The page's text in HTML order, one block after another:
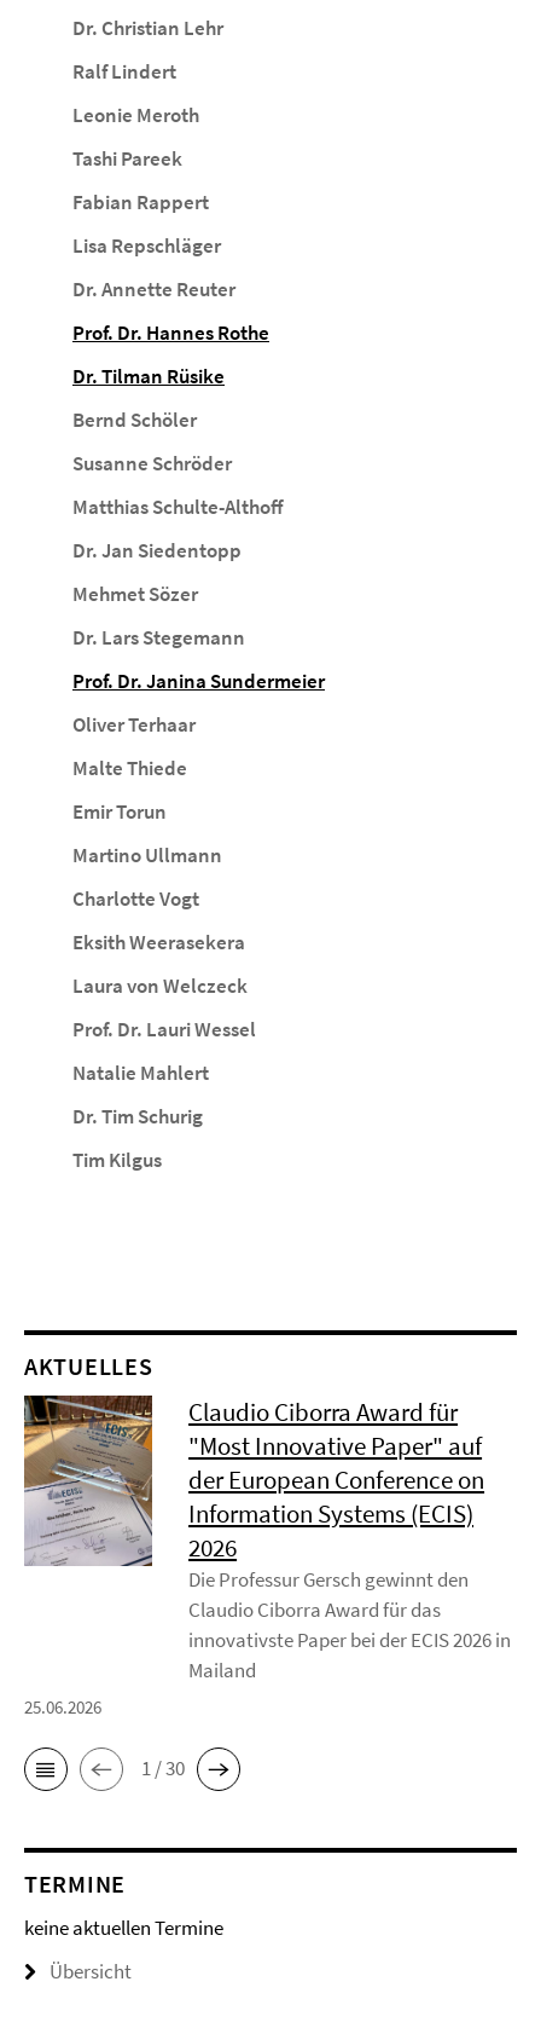
Dr. Christian Lehr
Ralf Lindert
Leonie Meroth
Tashi Pareek
Fabian Rappert
Lisa Repschläger
Dr. Annette Reuter
Prof. Dr. Hannes Rothe
Dr. Tilman Rüsike
Bernd Schöler
Susanne Schröder
Matthias Schulte-Althoff
Dr. Jan Siedentopp
Mehmet Sözer
Dr. Lars Stegemann
Prof. Dr. Janina Sundermeier
Oliver Terhaar
Malte Thiede
Emir Torun
Martino Ullmann
Charlotte Vogt
Eksith Weerasekera
Laura von Welczeck
Prof. Dr. Lauri Wessel
Natalie Mahlert
Dr. Tim Schurig
Tim Kilgus
AKTUELLES
Claudio Ciborra Award für
"Most Innovative Paper" auf
der European Conference on
Information Systems (ECIS)
2026
Die Professur Gersch gewinnt den
Claudio Ciborra Award für das
innovativste Paper bei der ECIS 2026 in
Mailand
25.06.2026
1 / 30
TERMINE
keine aktuellen Termine
Übersicht